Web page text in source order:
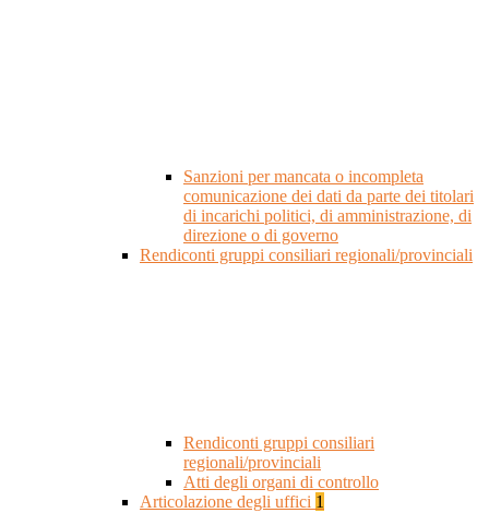
Sanzioni per mancata o incompleta
comunicazione dei dati da parte dei titolari
di incarichi politici, di amministrazione, di
direzione o di governo
Rendiconti gruppi consiliari regionali/provinciali
Rendiconti gruppi consiliari
regionali/provinciali
Atti degli organi di controllo
Articolazione degli uffici 1